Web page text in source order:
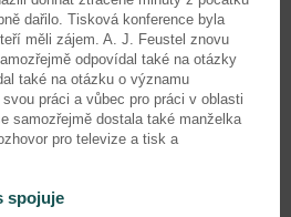
dařilo. Tisková konference byla
měli zájem. A. J. Feustel znovu
odpovídal také na otázky
také na otázku o významu
práci a vůbec pro práci v oblasti
samozřejmě dostala také manželka
pro televize a tisk a
spojuje